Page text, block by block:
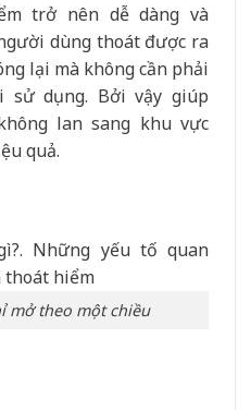
trở nên dễ dàng và
dùng thoát được ra
lại mà không cần phải
sử dụng. Bởi vậy giúp
lan sang khu vực
quả.
mở theo một chiều